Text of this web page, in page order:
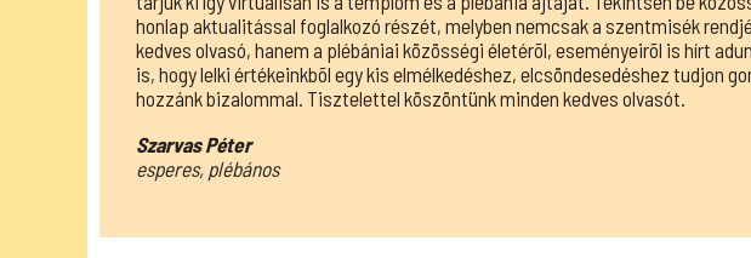
honlap aktualitással foglalkozó részét, melyben nemcsak a szentmisék
kedves olvasó, hanem a plébániai közösségi életérõl, eseményeirõl is hírt
is, hogy lelki értékeinkbõl egy kis elmélkedéshez, elcsöndesedéshez tudjon
hozzánk bizalommal. Tisztelettel köszöntünk minden kedves olvasót.
Szarvas Péter
esperes, plébános